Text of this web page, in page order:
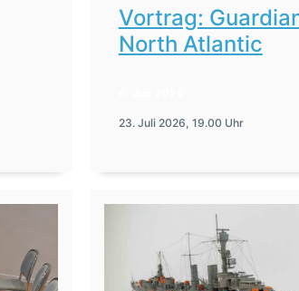
Vortrag:
North Atlantic
23. Juli 2026, 19.00 Uhr